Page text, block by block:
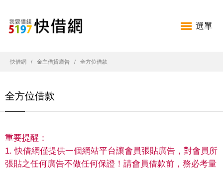
選單
快借網 金主借貸廣告 全方位借款
全方位借款
重要提醒：
1. 快借網僅提供一個網站平台讓會員張貼廣告，對會員所
張貼之任何廣告不做任何保證！請會員借款前，務必考量